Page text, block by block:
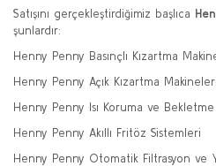
Satışını gerçekleştirdiğimiz başlıca
şunlardır:
Henny Penny Basınçlı Kızartma
Henny Penny Açık Kızartma Makineleri
Henny Penny Isı Koruma ve
Henny Penny Akıllı Fritöz Sistemleri
Henny Penny Otomatik Filtrasyon ve